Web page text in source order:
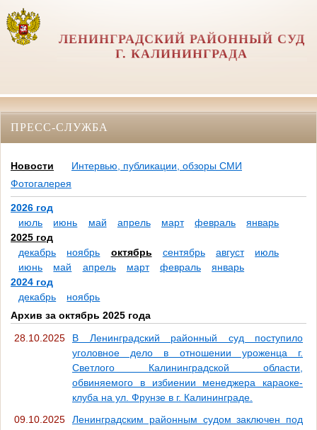
ЛЕНИНГРАДСКИЙ РАЙОННЫЙ СУД
Г. КАЛИНИНГРАДА
ПРЕСС-СЛУЖБА
Новости
Интервью, публикации, обзоры СМИ
Фотогалерея
2026 год
июль
июнь май апрель март февраль
январь
2025 год
декабрь
ноябрь октябрь сентябрь август
июль
июнь
май апрель март февраль
январь
2024 год
декабрь
ноябрь
Архив за октябрь 2025 года
28.10.2025
В Ленинградский районный суд поступило
уголовное дело в отношении уроженца г.
Светлого Калининградской области,
обвиняемого в избиении менеджера караоке-
клуба на ул. Фрунзе в г. Калининграде.
09.10.2025
Ленинградским районным судом заключен под